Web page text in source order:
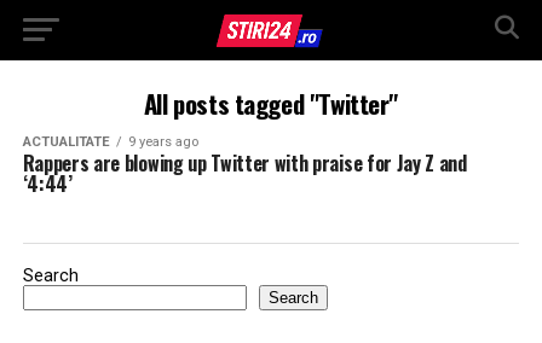
All posts tagged "Twitter"
ACTUALITATE 9 years ago
Rappers are blowing up Twitter with praise for Jay Z and
‘4:44’
Search
Search